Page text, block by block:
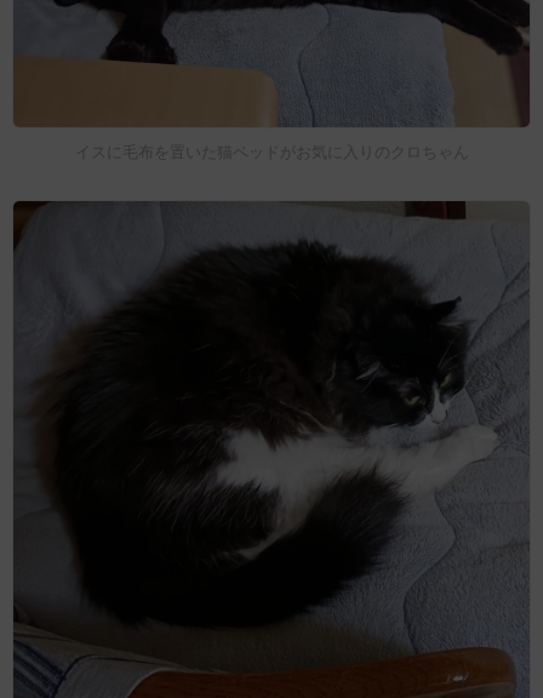
イスに毛布を置いた猫ベッドがお気に入りのクロちゃん